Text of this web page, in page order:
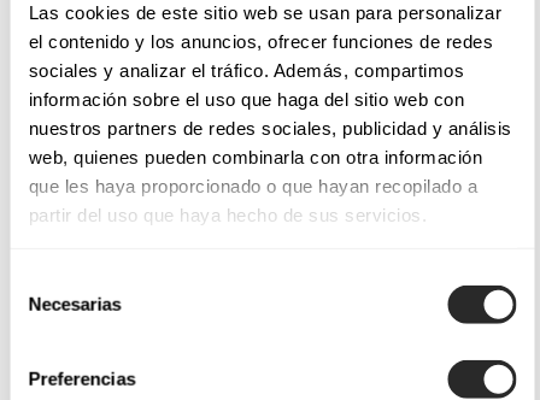
Las cookies de este sitio web se usan para personalizar
el contenido y los anuncios, ofrecer funciones de redes
sociales y analizar el tráfico. Además, compartimos
información sobre el uso que haga del sitio web con
nuestros partners de redes sociales, publicidad y análisis
web, quienes pueden combinarla con otra información
que les haya proporcionado o que hayan recopilado a
partir del uso que haya hecho de sus servicios.
Necesarias
Preferencias